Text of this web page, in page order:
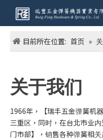
目前所在位置: 首页 »
关于我们
1966年，【瑞丰五金弹簧机
三重区，同时，在台北市业
门市部】，销售各种弹簧相